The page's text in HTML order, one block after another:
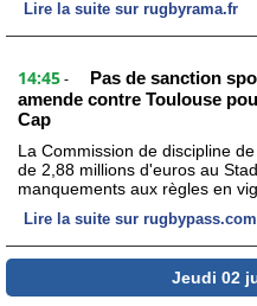
Lire la suite sur rugbyrama.fr
14:45 -
Pas de sanction
amende contre Toulouse
Cap
La Commission de discipline
de 2,88 millions d'euros au
manquements aux règles en
Lire la suite sur rugbypass.com
Jeudi 02